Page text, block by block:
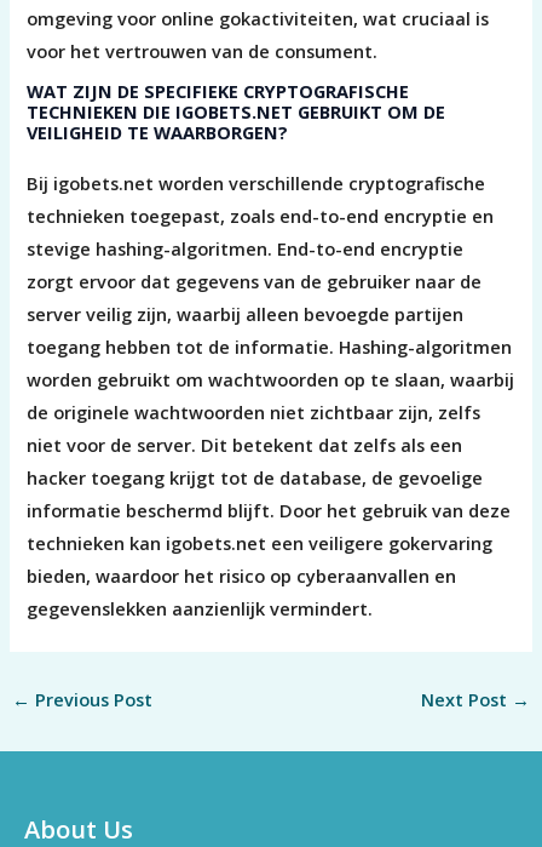
omgeving voor online gokactiviteiten, wat cruciaal is
voor het vertrouwen van de consument.
WAT ZIJN DE SPECIFIEKE CRYPTOGRAFISCHE
TECHNIEKEN DIE IGOBETS.NET GEBRUIKT OM DE
VEILIGHEID TE WAARBORGEN?
Bij igobets.net worden verschillende cryptografische
technieken toegepast, zoals end-to-end encryptie en
stevige hashing-algoritmen. End-to-end encryptie
zorgt ervoor dat gegevens van de gebruiker naar de
server veilig zijn, waarbij alleen bevoegde partijen
toegang hebben tot de informatie. Hashing-algoritmen
worden gebruikt om wachtwoorden op te slaan, waarbij
de originele wachtwoorden niet zichtbaar zijn, zelfs
niet voor de server. Dit betekent dat zelfs als een
hacker toegang krijgt tot de database, de gevoelige
informatie beschermd blijft. Door het gebruik van deze
technieken kan igobets.net een veiligere gokervaring
bieden, waardoor het risico op cyberaanvallen en
gegevenslekken aanzienlijk vermindert.
← Previous Post Next Post →
About Us